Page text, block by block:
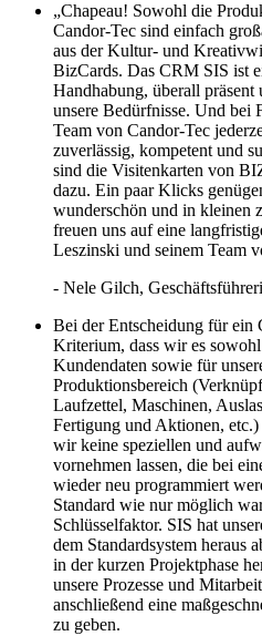
„Chapeau! Sowohl die
Candor-Tec sind einfach
aus der Kultur- und
BizCards. Das CRM SIS ist
Handhabung, überall
unsere Bedürfnisse. Und bei
Team von Candor-Tec
zuverlässig, kompetent und
sind die Visitenkarten von
dazu. Ein paar Klicks
wunderschön und in kleinen
freuen uns auf eine
Leszinski und seinem Team
- Nele Gilch,
Bei der Entscheidung für ein
Kriterium, dass wir es
Kundendaten sowie für
Produktionsbereich
Laufzettel, Maschinen,
Fertigung und Aktionen,
wir keine speziellen und
vornehmen lassen, die bei
wieder neu programmiert
Standard wie nur möglich
Schlüsselfaktor. SIS hat
dem Standardsystem heraus
in der kurzen Projektphase
unsere Prozesse und
anschließend eine
zu geben.